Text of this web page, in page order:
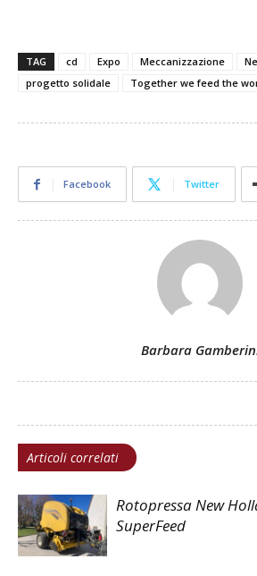
TAG cd Expo Meccanizzazione
progetto solidale
Together we feed the
Facebook Twitter
Barbara
Articoli correlati
Rotopressa New
SuperFeed